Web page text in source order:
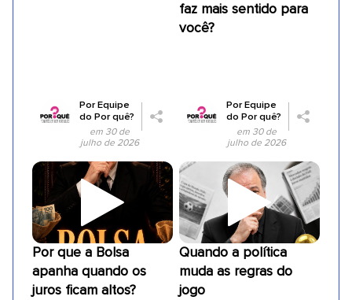
PorEquipe
do Por quê?
em 30 de
julho de 2026
faz mais sentido para
você?
PorEquipe
do Por quê?
em 30 de
julho de 2026
Por que a Bolsa
apanha quando os
juros ficam altos?
Quando a política
muda as regras do
jogo